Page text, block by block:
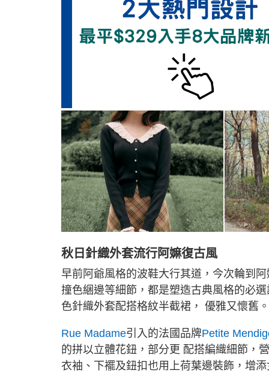
秋日針織外套流行阿嫲復古風
早前阿爺風格的波鞋大行其道，今次輪到
撞色綑邊等細節，都是塑造古典風格的必
色針織外套配搭格紋半截裙， 優雅又懷舊。
Rue Madame引入的法國品牌Petite
的拼以立體花鈕，部分更 配搭編織細節，
衣袖、下襬及鈕扣也用上荷葉邊裝飾，增